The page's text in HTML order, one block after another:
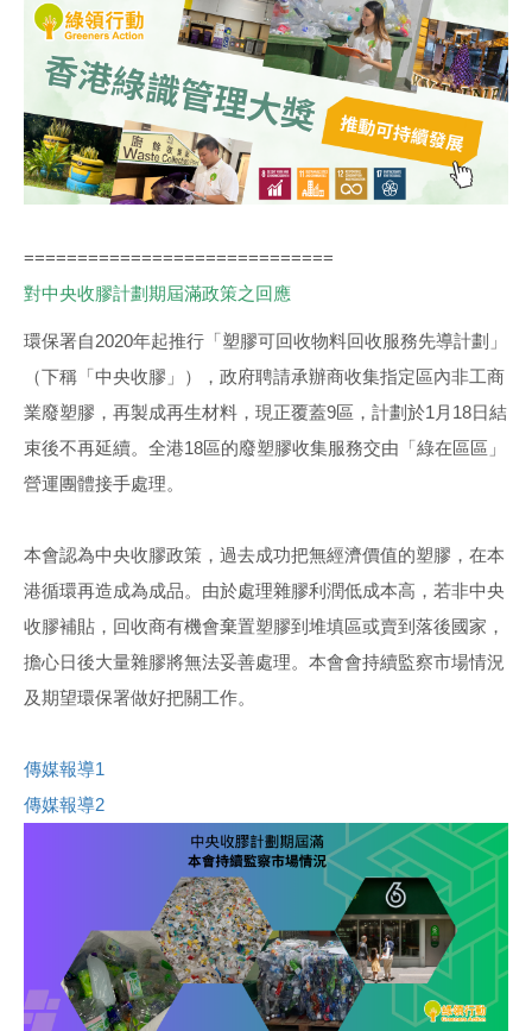
=============================
對中央收膠計劃期屆滿政策之回應
環保署自2020年起推行「塑膠可回收物料回收服務先導計劃」
（下稱「中央收膠」），政府聘請承辦商收集指定區內非工商
業廢塑膠，再製成再生材料，現正覆蓋9區，計劃於1月18日結
束後不再延續。全港18區的廢塑膠收集服務交由「綠在區區」
營運團體接手處理。
本會認為中央收膠政策，過去成功把無經濟價值的塑膠，在本
港循環再造成為成品。由於處理雜膠利潤低成本高，若非中央
收膠補貼，回收商有機會棄置塑膠到堆填區或賣到落後國家，
擔心日後大量雜膠將無法妥善處理。本會會持續監察市場情況
及期望環保署做好把關工作。
傳媒報導1
傳媒報導2